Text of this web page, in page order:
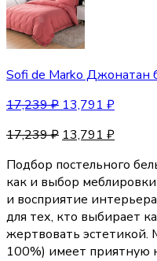
Sofi de Marko Джонатан
17,239₽ 13,791 ₽
17,239₽ 13,791 ₽
Подбор постельного
как и выбор меблировки
и восприятие
для тех, кто выбирает
жертвовать эстетикой.
100%) имеет приятную